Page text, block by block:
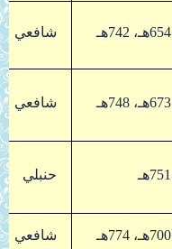
654هـ، 742هـ شافعي
673هـ، 748هـ شافعي
751هـ حنبلي
700هـ، 774هـ شافعي